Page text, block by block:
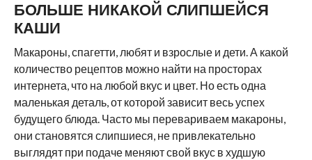
БОЛЬШЕ НИКАКОЙ СЛИПШЕЙСЯ
КАШИ
Макароны, спагетти, любят и взрослые и дети. А какой
количество рецептов можно найти на просторах
интернета, что на любой вкус и цвет. Но есть одна
маленькая деталь, от которой зависит весь успех
будущего блюда. Часто мы перевариваем макароны,
они становятся слипшиеся, не привлекательно
выглядят при подаче меняют свой вкус в худшую